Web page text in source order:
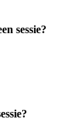
sessie?